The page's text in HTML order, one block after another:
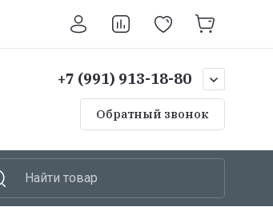
+7 (991) 913-18-80
Обратный звонок
ШкафыНайти товар